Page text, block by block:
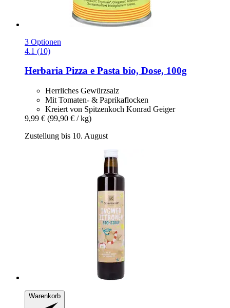
3 Optionen
4.1 (10)
Herbaria Pizza e Pasta bio, Dose, 100g
Herrliches Gewürzsalz
Mit Tomaten- & Paprikaflocken
Kreiert von Spitzenkoch Konrad Geiger
9,99 € (99,90 € / kg)
Zustellung bis 10. August
Warenkorb